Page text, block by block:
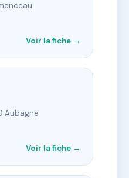
Voir la fiche →
Aubagne
Voir la fiche →